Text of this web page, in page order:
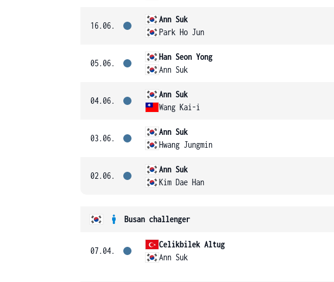
16.06.
Ann Suk
Park Ho Jun
05.06.
Han Seon Yong
Ann Suk
04.06.
Ann Suk
Wang Kai-i
03.06.
Ann Suk
Hwang Jungmin
02.06.
Ann Suk
Kim Dae Han
Busan challenger
07.04.
Celikbilek Altug
Ann Suk